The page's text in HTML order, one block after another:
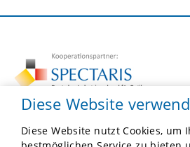
Diese Website
Diese Website nutzt Cookies, um
F.O.M.